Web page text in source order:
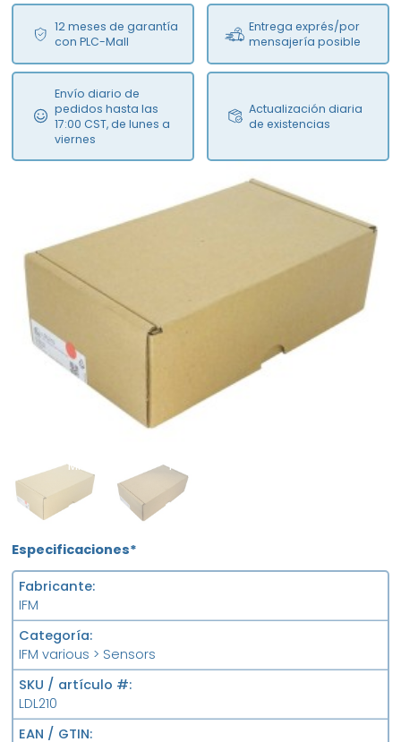
12 meses de garantía
con PLC-Mall
Entrega exprés/por
mensajería posible
Envío diario de
pedidos hasta las
17:00 CST, de lunes a
viernes
Actualización diaria
de existencias
MFS FS
Especificaciones*
Fabricante
IFM
Categoría
IFM various > Sensors
SKU / artículo #
LDL210
EAN / GTIN